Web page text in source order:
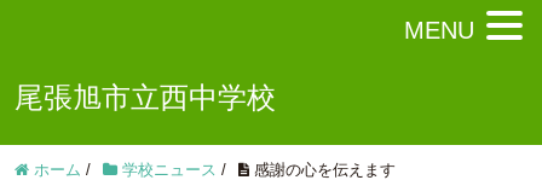
尾張旭市立西中学校
ホーム / 学校ニュース / 感謝の心を伝えます
MENU